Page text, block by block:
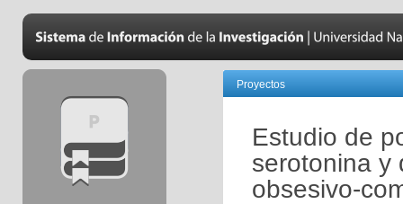
Proyectos
Estudio de
serotonina y
obsesivo-